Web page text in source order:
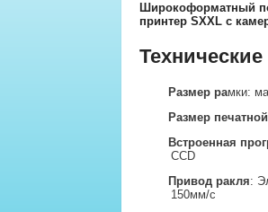
Широкоформатный
принтер SXXL с
Размер рамки:
Размер
Встроенная
CCD
Привод ракля:
150мм/с